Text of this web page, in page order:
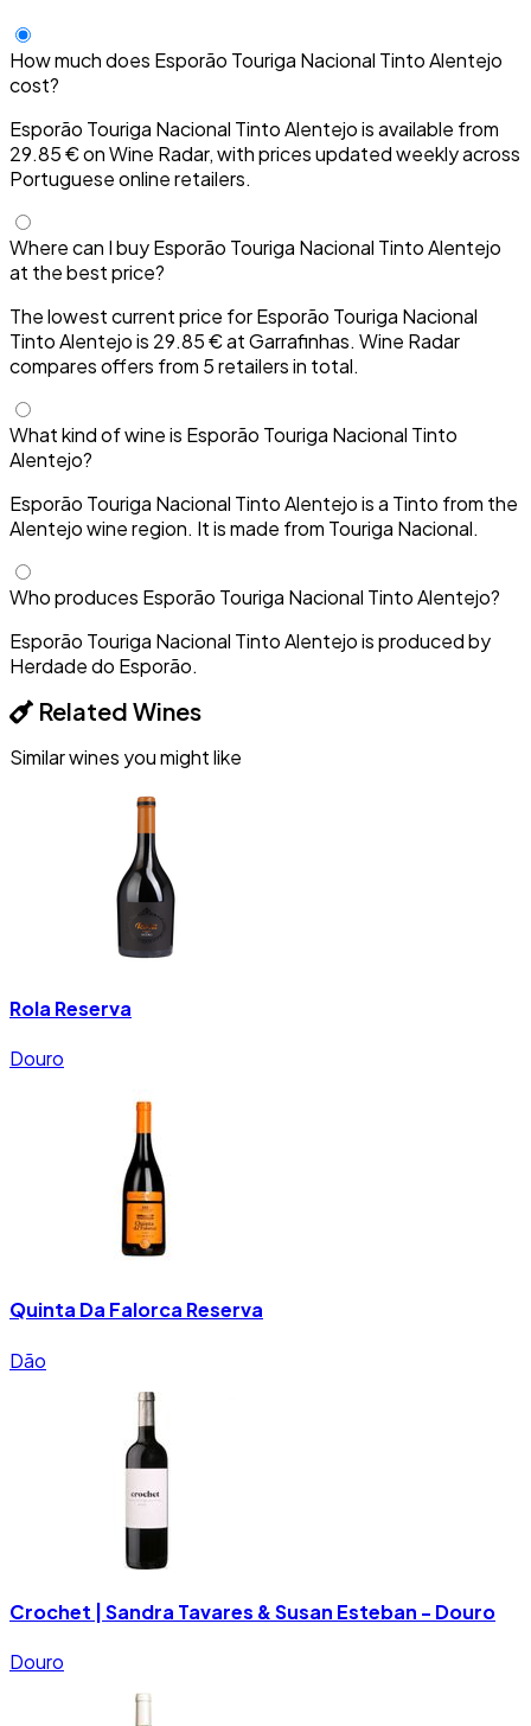
How much does Esporão Touriga Nacional Tinto Alentejo
cost?
Esporão Touriga Nacional Tinto Alentejo is available from
29.85 € on Wine Radar, with prices updated weekly across
Portuguese online retailers.
Where can I buy Esporão Touriga Nacional Tinto Alentejo
at the best price?
The lowest current price for Esporão Touriga Nacional
Tinto Alentejo is 29.85 € at Garrafinhas. Wine Radar
compares offers from 5 retailers in total.
What kind of wine is Esporão Touriga Nacional Tinto
Alentejo?
Esporão Touriga Nacional Tinto Alentejo is a Tinto from the
Alentejo wine region. It is made from Touriga Nacional.
Who produces Esporão Touriga Nacional Tinto Alentejo?
Esporão Touriga Nacional Tinto Alentejo is produced by
Herdade do Esporão.
Related Wines
Similar wines you might like
Rola Reserva
Douro
Quinta Da Falorca Reserva
Dão
Crochet | Sandra Tavares & Susan Esteban - Douro
Douro